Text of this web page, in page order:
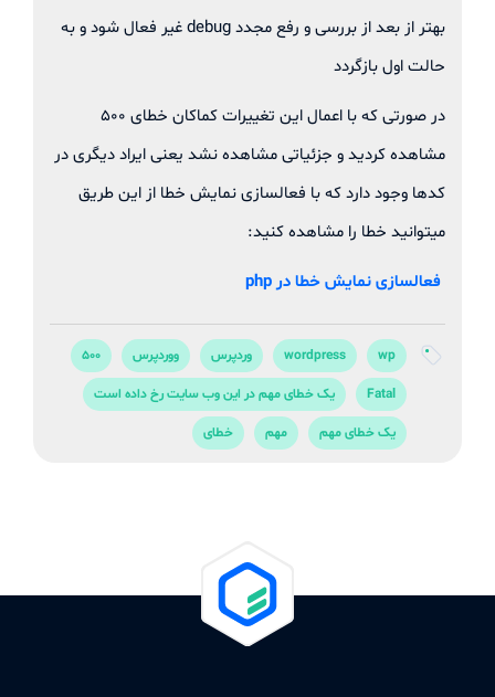
بهتر از بعد از بررسی و رفع مجدد debug غیر فعال شود و به
حالت اول بازگردد
در صورتی که با اعمال این تغییرات کماکان خطای 500
مشاهده کردید و جزئیاتی مشاهده نشد یعنی ایراد دیگری در
کدها وجود دارد که با فعالسازی نمایش خطا از این طریق
میتوانید خطا را مشاهده کنید:
فعالسازی نمایش خطا در php
wp
wordpress وردپرس ووردپرس 500
Fatal یک خطای مهم در این وب سایت رخ داده است
یک خطای مهم مهم خطای